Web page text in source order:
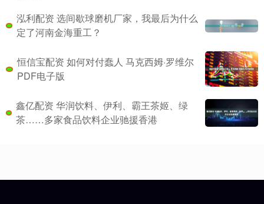
泓利配资 选间歇球磨机厂家，我最后为什么
定了河南金海重工？
恒信宝配资 如何对付蠢人 马克西姆·罗维尔
PDF电子版
鑫亿配资 华润饮料、伊利、霸王茶姬、绿
茶……多家食品饮料企业驰援香港